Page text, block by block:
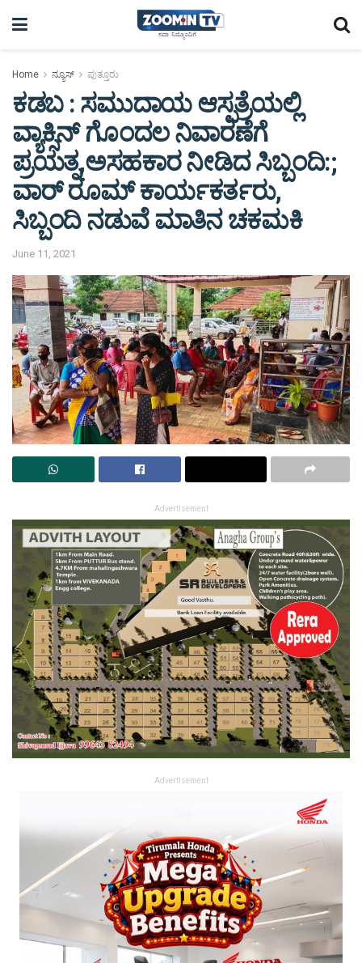
Home ನ್ಯೂಸ್ ಪುತ್ತೂರು
ಕಡಬ : ಸಮುದಾಯ ಆಸ್ಪತ್ರೆಯಲ್ಲಿ
ವ್ಯಾಕ್ಸಿನ್ ಗೊಂದಲ ನಿವಾರಣೆಗೆ
ಪ್ರಯತ್ನ,ಅಸಹಕಾರ ನೀಡಿದ ಸಿಬ್ಬಂದಿ:;
ವಾರ್ ರೂಮ್ ಕಾರ್ಯಕರ್ತರು,
ಸಿಬ್ಬಂದಿ ನಡುವೆ ಮಾತಿನ ಚಕಮಕಿ
June 11, 2021
Advertisement
Advertisement